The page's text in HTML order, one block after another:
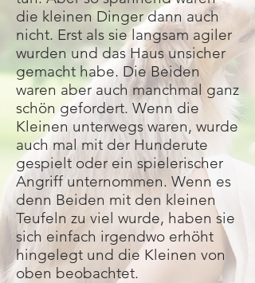
die kleinen Dinger dann auch
nicht. Erst als sie langsam agiler
wurden und das Haus unsicher
gemacht habe. Die Beiden
waren aber auch manchmal ganz
schön gefordert. Wenn die
Kleinen unterwegs waren, wurde
auch mal mit der Hunderute
gespielt oder ein spielerischer
Angriff unternommen. Wenn es
denn Beiden mit den kleinen
Teufeln zu viel wurde, haben sie
sich einfach irgendwo erhöht
hingelegt und die Kleinen von
oben beobachtet.